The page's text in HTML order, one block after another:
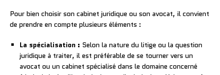
Pour bien choisir son cabinet juridique ou son avocat, il convient
de prendre en compte plusieurs éléments :
La spécialisation : Selon la nature du litige ou la question
juridique à traiter, il est préférable de se tourner vers un
avocat ou un cabinet spécialisé dans le domaine concerné